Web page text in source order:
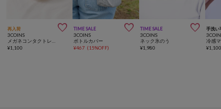
再入荷 
3COINS
¥1,100
TIME SALE 
3COINS
ボトルカバー
¥467 (15%OFF)
TIME SALE 
3COINS
ネック氷のう
¥1,980
手洗い
冷感
¥